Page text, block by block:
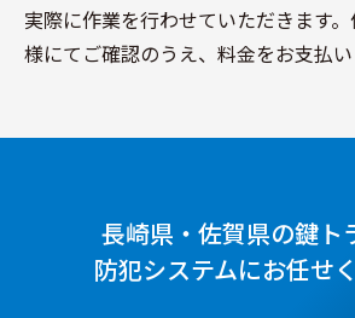
実際に作業を行わせていただきます
様にてご確認のうえ、料金をお支払い
長崎県・佐賀県の鍵ト
防犯システムにお任せ